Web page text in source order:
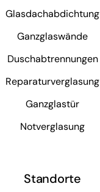
Glasdachabdichtung
Ganzglaswände
Duschabtrennungen
Reparaturverglasung
Ganzglastür
Notverglasung
Standorte